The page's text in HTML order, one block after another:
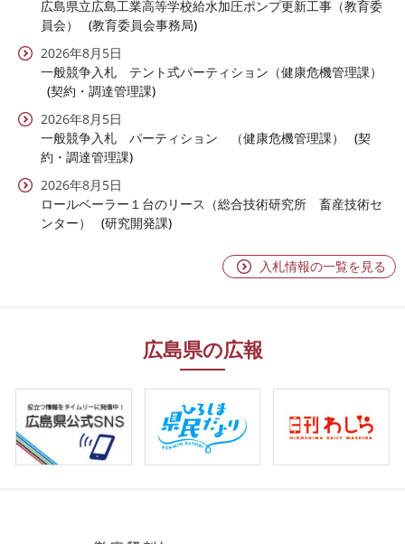
広島県立広島工業高等学校給水加圧ポンプ更新工事（教育委
員会）
教育委員会事務局
2026年8月5日
一般競争入札 テント式パーティション（健康危機管理課）
契約・調達管理課
2026年8月5日
一般競争入札 パーティション （健康危機管理課）
契
約・調達管理課
2026年8月5日
ロールベーラー１台のリース（総合技術研究所 畜産技術セ
ンター）
研究開発課
入札情報の一覧を見る
広島県の広報